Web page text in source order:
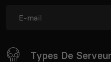
Types De Serveur